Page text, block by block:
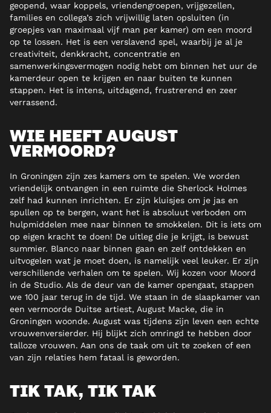
geopend, waar koppels, vriendengroepen, vrijgezellen,
families en collega’s zich vrijwillig laten opsluiten (in
groepjes van maximaal vijf man per kamer) om een moord
op te lossen. Het is een verslavend spel, waarbij je al je
creativiteit, denkkracht, concentratie en
samenwerkingsvermogen nodig hebt om binnen het uur de
kamerdeur open te krijgen en naar buiten te kunnen
stappen. Het is intens, uitdagend, frustrerend en zeer
verrassend.
WIE HEEFT AUGUST
VERMOORD?
In Groningen zijn zes kamers om te spelen. We worden
vriendelijk ontvangen in een ruimte die Sherlock Holmes
zelf had kunnen inrichten. Er zijn kluisjes om je jas en
spullen op te bergen, want het is absoluut verboden om
hulpmiddelen mee naar binnen te smokkelen. Dit is iets om
op eigen kracht te doen! De uitleg die je krijgt, is bewust
summier. Blanco naar binnen gaan en zelf ontdekken en
uitvogelen wat je moet doen, is namelijk veel leuker. Er zijn
verschillende verhalen om te spelen. Wij kozen voor Moord
in de Studio. Als de deur van de kamer opengaat, stappen
we 100 jaar terug in de tijd. We staan in de slaapkamer van
een vermoorde Duitse artiest, August Macke, die in
Groningen woonde. August was tijdens zijn leven een echte
vrouwenversierder. Hij blijkt zich omringd te hebben door
talloze vrouwen. Aan ons de taak om uit te zoeken of een
van zijn relaties hem fataal is geworden.
TIK TAK, TIK TAK